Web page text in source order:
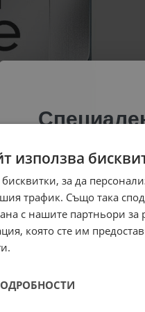
използва
за да
трафик. Също така
с нашите партньори
която сте им
специални
въведеш само email
Email